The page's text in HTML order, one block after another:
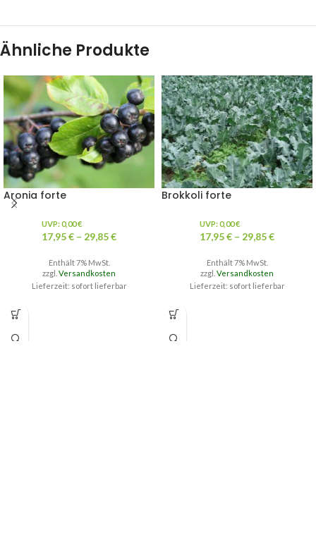
Ähnliche Produkte
Aronia forte
UVP:0,00€
17,95€ – 29,85€
Enthält 7% MwSt.
zzgl. Versandkosten
Lieferzeit: sofort lieferbar
Brokkoli forte
UVP:0,00€
17,95€ – 29,85€
Enthält 7% MwSt.
zzgl. Versandkosten
Lieferzeit: sofort lieferbar